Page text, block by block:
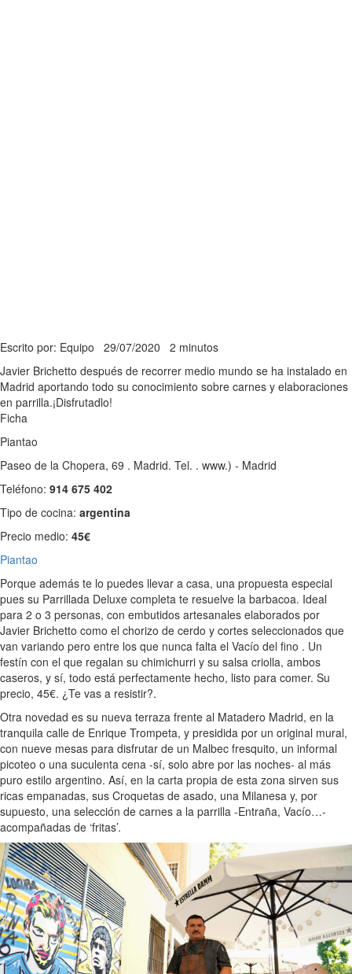
Escrito por: Equipo 29/07/2020 2 minutos
Javier Brichetto después de recorrer medio mundo se ha instalado en
Madrid aportando todo su conocimiento sobre carnes y elaboraciones
en parrilla.¡Disfrutadlo!
Ficha
Piantao
Paseo de la Chopera, 69 . Madrid. Tel. . www.) - Madrid
Teléfono: 914 675 402
Tipo de cocina: argentina
Precio medio: 45€
Piantao
Porque además te lo puedes llevar a casa, una propuesta especial
pues su Parrillada Deluxe completa te resuelve la barbacoa. Ideal
para 2 o 3 personas, con embutidos artesanales elaborados por
Javier Brichetto como el chorizo de cerdo y cortes seleccionados que
van variando pero entre los que nunca falta el Vacío del fino . Un
festín con el que regalan su chimichurri y su salsa criolla, ambos
caseros, y sí, todo está perfectamente hecho, listo para comer. Su
precio, 45€. ¿Te vas a resistir?.
Otra novedad es su nueva terraza frente al Matadero Madrid, en la
tranquila calle de Enrique Trompeta, y presidida por un original mural,
con nueve mesas para disfrutar de un Malbec fresquito, un informal
picoteo o una suculenta cena -sí, solo abre por las noches- al más
puro estilo argentino. Así, en la carta propia de esta zona sirven sus
ricas empanadas, sus Croquetas de asado, una Milanesa y, por
supuesto, una selección de carnes a la parrilla -Entraña, Vacío…-
acompañadas de ‘fritas’.